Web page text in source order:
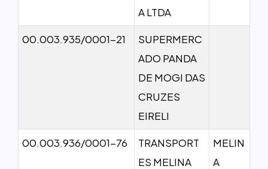
A LTDA
00.003.935/0001-21
SUPERMERC
ADO PANDA
DE MOGI DAS
CRUZES
EIRELI
00.003.936/0001-76
TRANSPORT
ES MELINA
MELIN
A